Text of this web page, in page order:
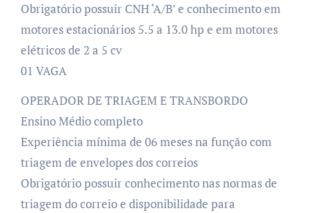
Obrigatório possuir CNH ‘A/B’ e conhecimento em
motores estacionários 5.5 a 13.0 hp e em motores
elétricos de 2 a 5 cv
01 VAGA
OPERADOR DE TRIAGEM E TRANSBORDO
Ensino Médio completo
Experiência mínima de 06 meses na função com
triagem de envelopes dos correios
Obrigatório possuir conhecimento nas normas de
triagem do correio e disponibilidade para